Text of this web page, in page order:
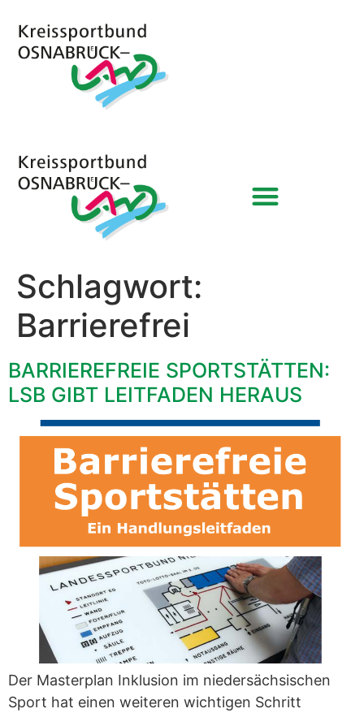
Schlagwort:
Barrierefrei
BARRIEREFREIE SPORTSTÄTTEN:
LSB GIBT LEITFADEN HERAUS
Der Masterplan Inklusion im niedersächsischen
Sport hat einen weiteren wichtigen Schritt